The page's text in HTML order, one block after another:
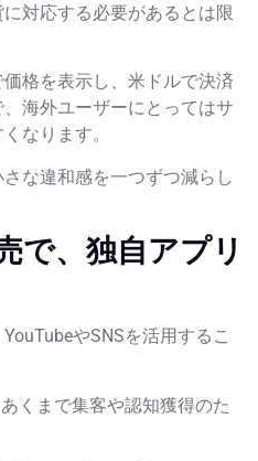
対応する必要があるとは限
格を表示し、米ドルで決済
海外ユーザーにとってはサ
なります。
な違和感を一つずつ減らし
で、独自アプリ
やSNSを活用するこ
くまで集客や認知獲得のた